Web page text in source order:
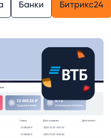
Банки Битрикс24